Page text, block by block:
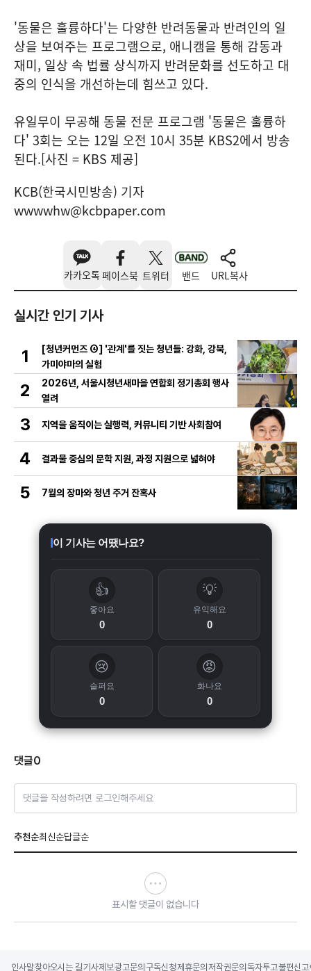
'동물은 훌륭하다'는 다양한 반려동물과 반려인의 일
상을 보여주는 프로그램으로, 애니캠을 통해 감동과
재미, 일상 속 법률 상식까지 반려문화를 선도하고 대
중의 인식을 개선하는데 힘쓰고 있다.
유일무이 무공해 동물 전문 프로그램 '동물은 훌륭하
다' 3회는 오는 12일 오전 10시 35분 KBS2에서 방송
된다.[사진 = KBS 제공]
KCB(한국시민방송) 기자
wwwwhw@kcbpaper.com
카카오톡 페이스북 트위터 밴드 URL복사
실시간 인기 기사
1
[청년커먼즈 ④] '관계'를 짓는 청년들: 강화, 강북,
가미야마의 실험
2
2026년, 서울시청년새마을 연합회 정기총회 행사
열려
3 지역을 움직이는 실행력, 커뮤니티 기반 사회참여
4 결과물 중심의 문학 지원, 과정 지원으로 넓혀야
5 7월의 장마와 청년 주거 잔혹사
이 기사는 어땠나요?
👍
좋아요
0
💡
유익해요
0
😢
슬퍼요
0
😡
화나요
0
댓글0
댓글을 작성하려면 로그인해주세요
추천순최신순답글순
표시할 댓글이 없습니다
인사말찾아오시는 길기사제보광고문의 구독신청제휴문의 저작권문의 독자투고불편신고